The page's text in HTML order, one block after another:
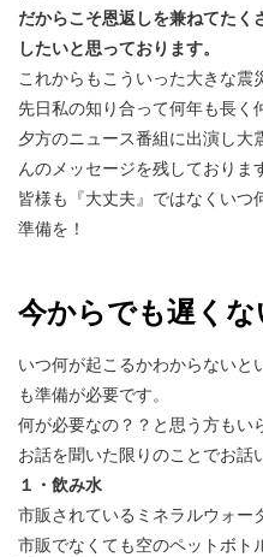
だからこそ恩返しを兼ねてたく
したいと思っております。
これからもこういった大きな震
先日私の知り合って何年も長く
夕方のニュース番組に出演し大
んのメッセージを残しておりま
皆様も『大丈夫』ではなくいつ
準備を！
今からでも遅く
いつ何が起こるかわからないと
も準備が必要です。
何が必要なの？？と思う方もい
お話を聞いた限りのことでお話
１・飲み水
市販されているミネラルウォー
市販でなくても空のペットボト